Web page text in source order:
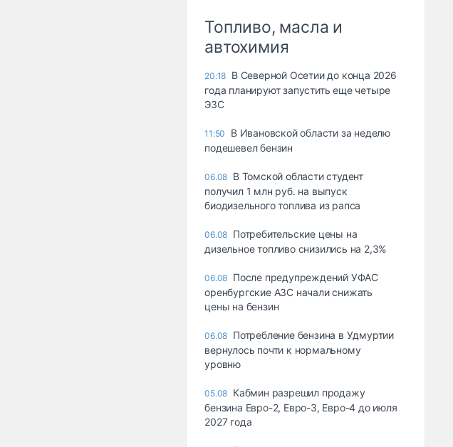
Топливо, масла и
автохимия
20:18 В Северной Осетии до конца 2026
года планируют запустить еще четыре
ЭЗС
11:50
В Ивановской области за неделю
подешевел бензин
06.08 В Томской области студент
получил 1 млн руб. на выпуск
биодизельного топлива из рапса
06.08 Потребительские цены на
дизельное топливо снизились на 2,3%
06.08 После предупреждений УФАС
оренбургские АЗС начали снижать
цены на бензин
06.08 Потребление бензина в Удмуртии
вернулось почти к нормальному
уровню
05.08 Кабмин разрешил продажу
бензина Евро-2, Евро-3, Евро-4 до июля
2027 года